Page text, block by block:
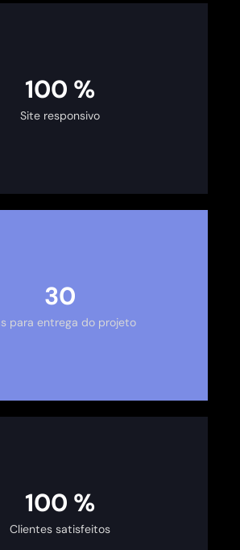
100 %
Site responsivo
30
para entrega do projeto
100 %
Clientes satisfeitos